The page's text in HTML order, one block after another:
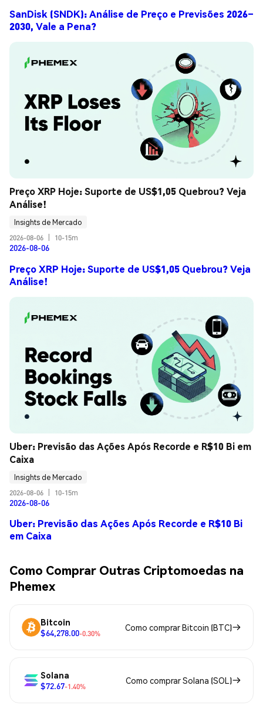
SanDisk (SNDK): Análise de Preço e Previsões 2026–
2030, Vale a Pena?
Preço XRP Hoje: Suporte de US$1,05 Quebrou? Veja
Análise!
Insights de Mercado
2026-08-06
10-15m
2026-08-06
Preço XRP Hoje: Suporte de US$1,05 Quebrou? Veja
Análise!
Uber: Previsão das Ações Após Recorde e R$10 Bi em
Caixa
Insights de Mercado
2026-08-06
10-15m
2026-08-06
Uber: Previsão das Ações Após Recorde e R$10 Bi
em Caixa
Como Comprar Outras Criptomoedas na
Phemex
Bitcoin
$64,278.00-0.30%
Como comprar Bitcoin (BTC)
Solana
$72.67-1.40%
Como comprar Solana (SOL)